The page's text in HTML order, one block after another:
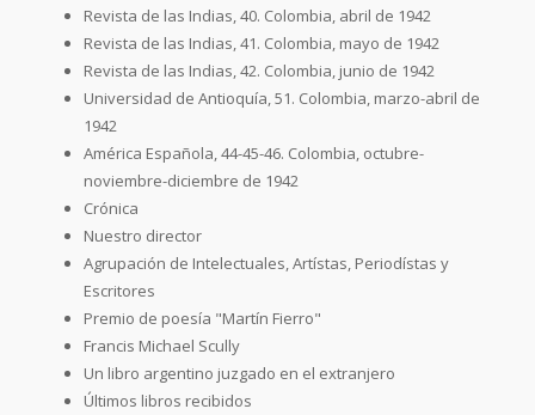
Revista de las Indias, 40. Colombia, abril de 1942
Revista de las Indias, 41. Colombia, mayo de 1942
Revista de las Indias, 42. Colombia, junio de 1942
Universidad de Antioquía, 51. Colombia, marzo-abril de
1942
América Española, 44-45-46. Colombia, octubre-
noviembre-diciembre de 1942
Crónica
Nuestro director
Agrupación de Intelectuales, Artístas, Periodístas y
Escritores
Premio de poesía "Martín Fierro"
Francis Michael Scully
Un libro argentino juzgado en el extranjero
Últimos libros recibidos